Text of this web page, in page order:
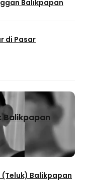
Balikpapan
di Pasar
Balikpapan
Balikpapan